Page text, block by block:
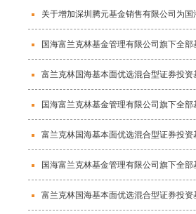
关于增加深圳腾元基金销售有限公司为
国海富兰克林基金管理有限公司旗下全
富兰克林国海基本面优选混合型证券投
国海富兰克林基金管理有限公司旗下全
富兰克林国海基本面优选混合型证券投
国海富兰克林基金管理有限公司旗下全
富兰克林国海基本面优选混合型证券投